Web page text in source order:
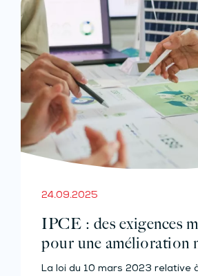
24.09.2025
IPCE : des exigences
pour une amélioration
La loi du 10 mars 2023 relative